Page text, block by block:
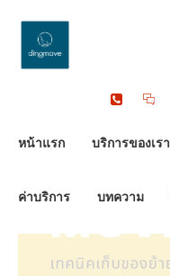
หน้าแรก บริการของเรา
ค่าบริการ บทความ